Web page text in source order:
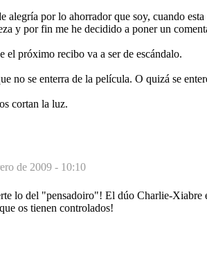
alegría por lo ahorrador que soy, cuando
y por fin me he decidido a poner un
el próximo recibo va a ser de escándalo.
no se enterra de la película. O quizá se
cortan la luz.
de 2009 - 10:10
lo del "pensadoiro"! El dúo Charlie-Xiabre
os tienen controlados!